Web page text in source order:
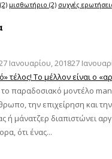
(2) μισθωτήριο (2) συχνές
Ιανουαρίου, 201827
τέλος! Το μέλλον είναι ο
παραδοσιακό μοντέλο
την επιχείρηση και
ή μάνατζερ διαπιστώνει
ότι ένας...